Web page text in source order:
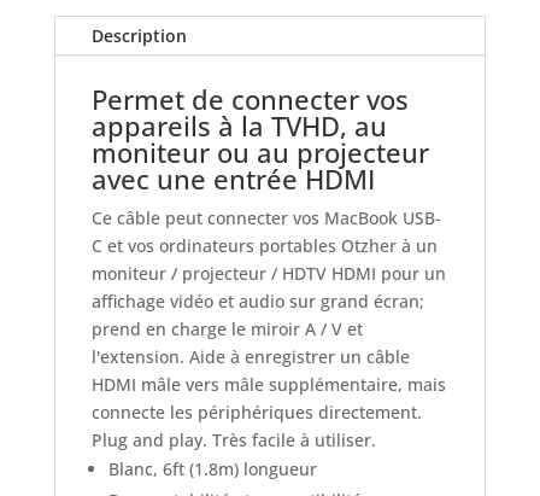
mode
(Type
HDMI
mâle)
Description
Permet de connecter vos
appareils à la TVHD, au
moniteur ou au projecteur
avec une entrée HDMI
Ce câble peut connecter vos MacBook USB-
C et vos ordinateurs portables Otzher à un
moniteur / projecteur / HDTV HDMI pour un
affichage vidéo et audio sur grand écran;
prend en charge le miroir A / V et
l'extension. Aide à enregistrer un câble
HDMI mâle vers mâle supplémentaire, mais
connecte les périphériques directement.
Plug and play. Très facile à utiliser.
Blanc, 6ft (1.8m) longueur